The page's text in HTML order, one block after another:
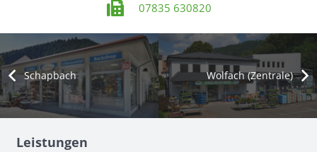
07835 630820
Schapbach Wolfach (Zentrale)
Leistungen